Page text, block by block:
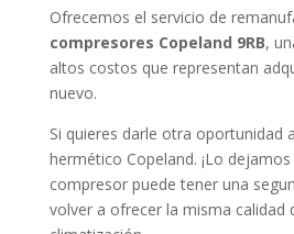
Ofrecemos el servicio de
compresores Copeland 9RB,
altos costos que representan
nuevo.
Si quieres darle otra oportunidad
hermético Copeland. ¡Lo
compresor puede tener una
volver a ofrecer la misma calidad